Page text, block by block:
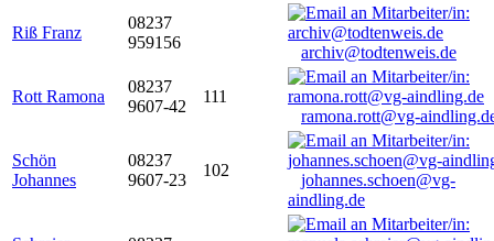
Riß Franz
08237
959156
archiv@todtenweis.de
Rott Ramona
08237
9607-42
111
ramona.rott@vg-
Schön
Johannes
08237
9607-23
102
johannes.schoen@vg-
aindling.de